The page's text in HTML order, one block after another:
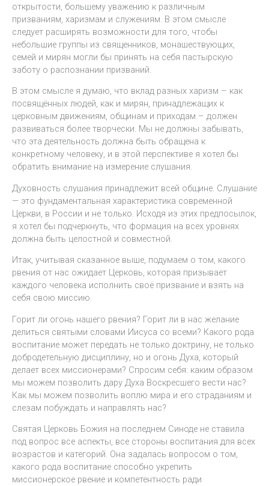
открытости, большему уважению к различным
призваниям, харизмам и служениям. В этом смысле
следует расширять возможности для того, чтобы
небольшие группы из священников, монашествующих,
семей и мирян могли бы принять на себя пастырскую
заботу о распознании призваний.
В этом смысле я думаю, что вклад разных харизм – как
посвящённых людей, как и мирян, принадлежащих к
церковным движениям, общинам и приходам – должен
развиваться более творчески. Мы не должны забывать,
что эта деятельность должна быть обращена к
конкретному человеку, и в этой перспективе я хотел бы
обратить внимание на измерение слушания.
Духовность слушания принадлежит всей общине. Слушание
— это фундаментальная характеристика современной
Церкви, в России и не только. Исходя из этих предпосылок,
я хотел бы подчеркнуть, что формация на всех уровнях
должна быть целостной и совместной.
Итак, учитывая сказанное выше, подумаем о том, какого
рвения от нас ожидает Церковь, которая призывает
каждого человека исполнить своё призвание и взять на
себя свою миссию.
Горит ли огонь нашего рвения? Горит ли в нас желание
делиться святыми словами Иисуса со всеми? Какого рода
воспитание может передать не только доктрину, не только
добродетельную дисциплину, но и огонь Духа, который
делает всех миссионерами? Спросим себя: каким образом
мы можем позволить дару Духа Воскресшего вести нас?
Как мы можем позволить воплю мира и его страданиям и
слезам побуждать и направлять нас?
Святая Церковь Божия на последнем Синоде не ставила
под вопрос все аспекты, все стороны воспитания для всех
возрастов и категорий. Она задалась вопросом о том,
какого рода воспитание способно укрепить
миссионерское рвение и компетентность ради